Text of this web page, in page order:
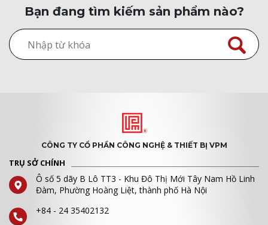
Bạn đang tìm kiếm sản phẩm nào?
CÔNG TY CỔ PHẦN CÔNG NGHỆ & THIẾT BỊ VPM
TRỤ SỞ CHÍNH
Ô số 5 dãy B Lô TT3 - Khu Đô Thị Mới Tây Nam Hồ Linh
Đàm, Phường Hoàng Liệt, thành phố Hà Nội
+84 - 24 35402132